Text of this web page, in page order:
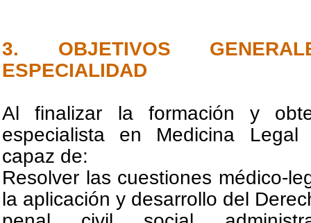
3. OBJETIVOS
ESPECIALIDAD
Al finalizar la formación y
especialista en Medicina
capaz de:
Resolver las cuestiones médico-
la aplicación y desarrollo del